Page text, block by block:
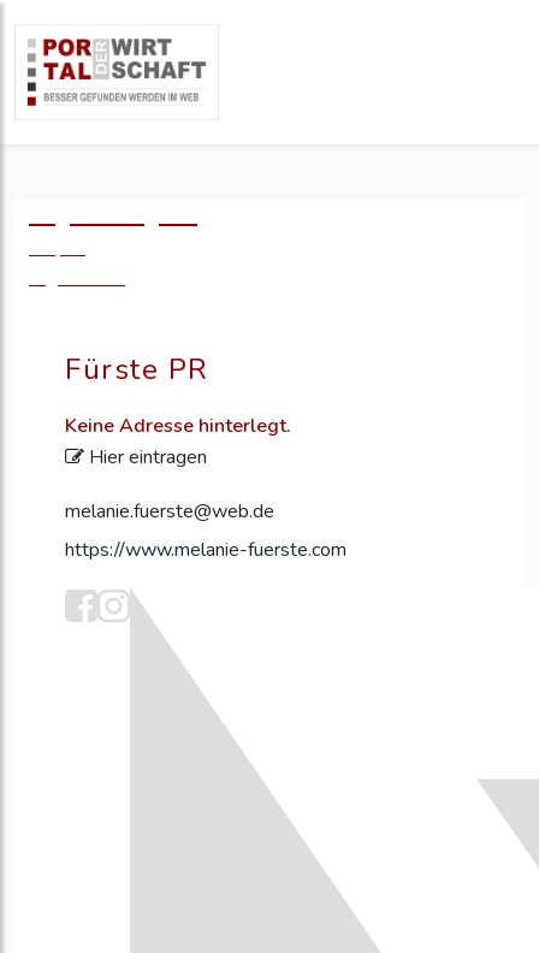
Fürste PR
Keine Adresse hinterlegt.
Hier eintragen
melanie.fuerste@web.de
https://www.melanie-fuerste.com